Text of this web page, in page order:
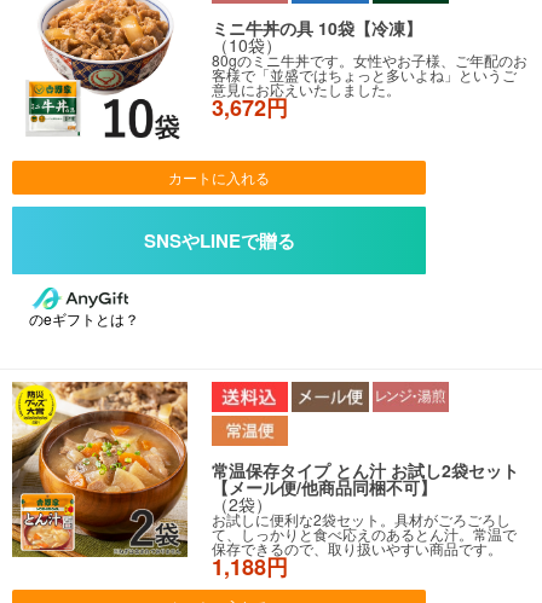
ミニ牛丼の具 10袋【冷凍】
（10袋）
80gのミニ牛丼です。女性やお子様、ご年配のお
客様で「並盛ではちょっと多いよね」というご
意見にお応えいたしました。
3,672円
カートに入れる
のeギフトとは？
常温保存タイプ とん汁 お試し2袋セット
【メール便/他商品同梱不可】
（2袋）
お試しに便利な2袋セット。具材がごろごろし
て、しっかりと食べ応えのあるとん汁。常温で
保存できるので、取り扱いやすい商品です。
1,188円